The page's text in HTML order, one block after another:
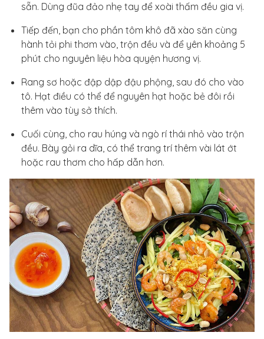
sẵn. Dùng đũa đảo nhẹ tay để xoài thấm đều gia vị.
Tiếp đến, bạn cho phần tôm khô đã xào săn cùng
hành tỏi phi thơm vào, trộn đều và để yên khoảng 5
phút cho nguyên liệu hòa quyện hương vị.
Rang sơ hoặc đập dập đậu phộng, sau đó cho vào
tô. Hạt điều có thể để nguyên hạt hoặc bẻ đôi rồi
thêm vào tùy sở thích.
Cuối cùng, cho rau húng và ngò rí thái nhỏ vào trộn
đều. Bày gỏi ra dĩa, có thể trang trí thêm vài lát ớt
hoặc rau thơm cho hấp dẫn hơn.